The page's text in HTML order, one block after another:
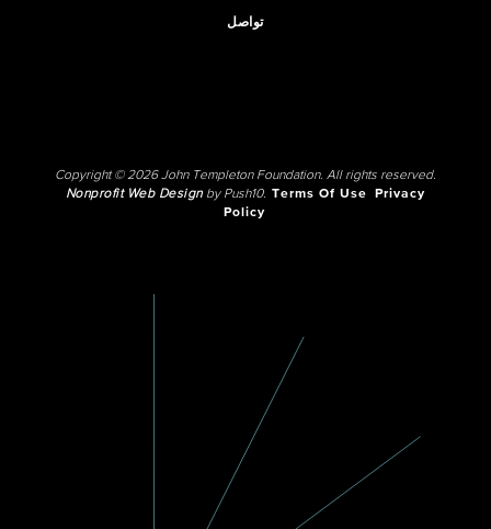
تواصل
Copyright © 2026 John Templeton Foundation. All rights reserved.
Nonprofit Web Designby Push10. Terms Of Use
Privacy
Policy